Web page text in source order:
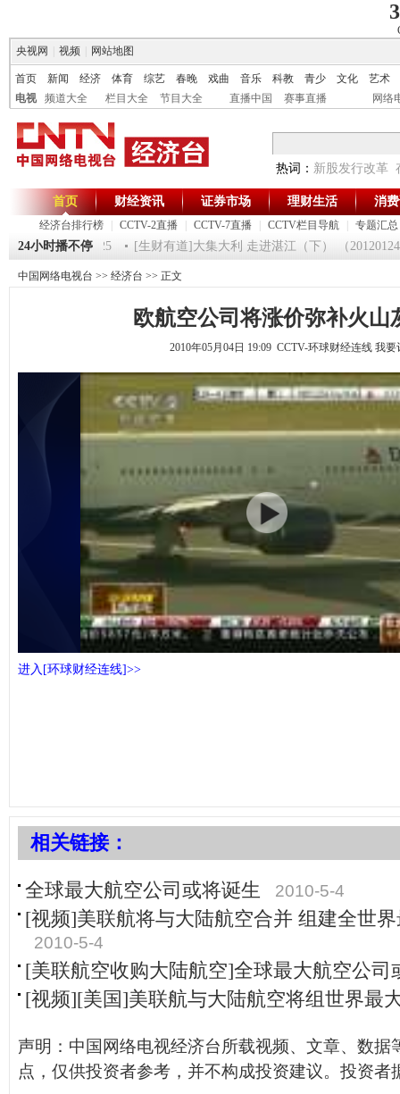
央视网
视频 网站地图
首页 新闻 经济 体育 综艺 春晚 戏曲 音乐 科教 青少 文化
艺术
电视
频道大全 栏目大全 节目大全 直播中国 赛事直播 网络
热词： 新股发行改革
首页
经济台排行榜 CCTV-2直播 CCTV-7直播 CCTV栏目导航 专题汇总
财经资讯 证券市场 理财生活 消
24小时播不停
时间》 20120125 [生财有道]大集大利 走进湛江（下） （20120124
中国网络电视台 >> 经济台 >> 正文
欧航空公司将涨价弥补火山
2010年05月04日 19:09 CCTV-环球财经连线 我要
进入[环球财经连线]>>
相关链接：
全球最大航空公司或将诞生 2010-5-4
[视频]美联航将与大陆航空合并 组建全世
2010-5-4
[美联航空收购大陆航空]全球最大航空公司
[视频][美国]美联航与大陆航空将组世界最
声明：中国网络电视经济台所载视频、文章、数据
点，仅供投资者参考，并不构成投资建议。投资者